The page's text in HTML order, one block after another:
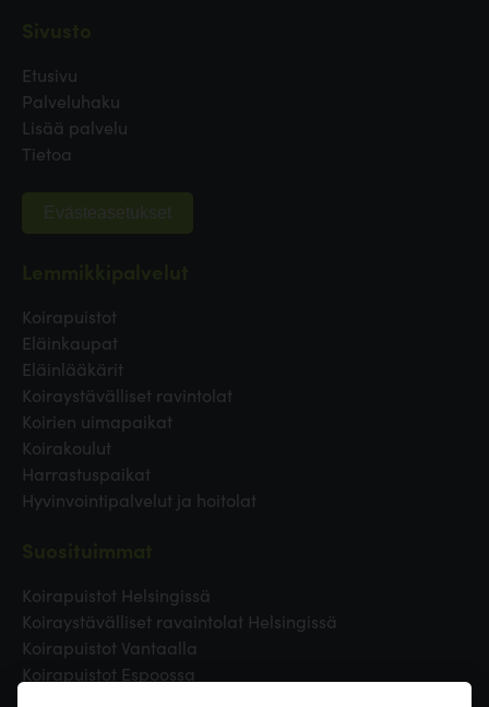
Etusivu
Palveluhaku
Lisää palvelu
Tietoa
Evästeasetukset
Koirapuistot
Eläinkaupat
Eläinlääkärit
Koiraystävälliset ravintolat
Koirien uimapaikat
Koirakoulut
Harrastuspaikat
Hyvinvointipalvelut ja hoitolat
Koirapuistot Helsingissä
Koiraystävälliset ravaintolat Helsingissä
Koirapuistot Vantaalla
Koirapuistot Espoossa